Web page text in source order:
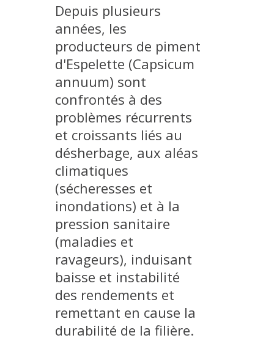
PRODUCTION
MÉTHODES ET OUTILS
LOGICIELS
PUBLICATIONS SUR HAL
WORKING PAPERS
NOTES THÉMATIQUES
NOS TRAVAUX EN VIDÉO
Depuis plusieurs
années, les
producteurs de piment
d'Espelette (Capsicum
annuum) sont
confrontés à des
problèmes récurrents
et croissants liés au
désherbage, aux aléas
climatiques
(sécheresses et
inondations) et à la
pression sanitaire
(maladies et
ravageurs), induisant
baisse et instabilité
des rendements et
remettant en cause la
durabilité de la filière.